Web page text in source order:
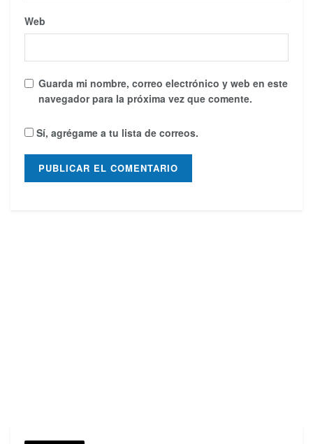
Web
Guarda mi nombre, correo electrónico y web en este
navegador para la próxima vez que comente.
Sí, agrégame a tu lista de correos.